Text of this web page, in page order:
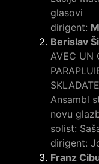
glasovi
dirigent:
Berislav
AVEC UN
Ansambl
novu
solist:
dirigent:
Franz